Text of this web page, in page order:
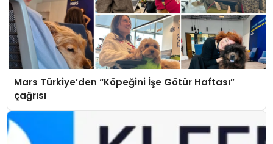
Mars Türkiye’den “Köpeğini İşe Götür Haftası”
çağrısı